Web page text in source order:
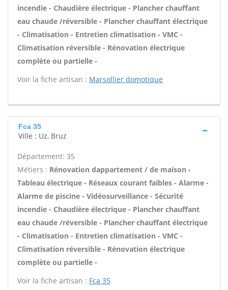
incendie - Chaudière électrique - Plancher chauffant
eau chaude /réversible - Plancher chauffant électrique
- Climatisation - Entretien climatisation - VMC -
Climatisation réversible - Rénovation électrique
complète ou partielle -
Voir la fiche artisan : Marsollier domotique
Fca 35
Ville : Uz, Bruz
Département: 35
Métiers : Rénovation dappartement / de maison -
Tableau électrique - Réseaux courant faibles - Alarme -
Alarme de piscine - Vidéosurveillance - Sécurité
incendie - Chaudière électrique - Plancher chauffant
eau chaude /réversible - Plancher chauffant électrique
- Climatisation - Entretien climatisation - VMC -
Climatisation réversible - Rénovation électrique
complète ou partielle -
Voir la fiche artisan : Fca 35